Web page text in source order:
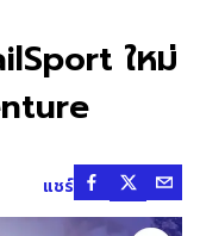
ใหม่
แชร์